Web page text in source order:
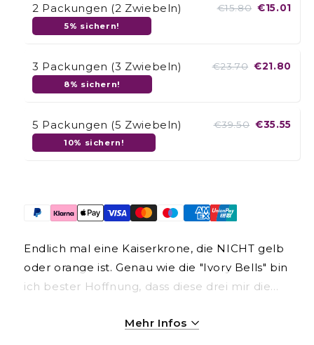
2 Packungen (2 Zwiebeln) €15.80 €15.01
5% sichern!
3 Packungen (3 Zwiebeln) €23.70 €21.80
8% sichern!
5 Packungen (5 Zwiebeln) €39.50 €35.55
10% sichern!
Endlich mal eine Kaiserkrone, die NICHT gelb
oder orange ist. Genau wie die "Ivory Bells" bin
ich bester Hoffnung, dass diese drei mir die
halten. Die mehrjährige "Persica" hat samtig
Mehr Infos